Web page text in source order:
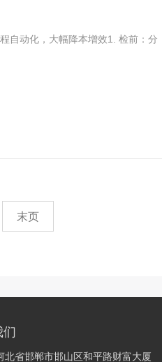
自动化，大幅降本增效1. 检前：分
末页
们
北省邯郸市邯山区和平路财富大厦